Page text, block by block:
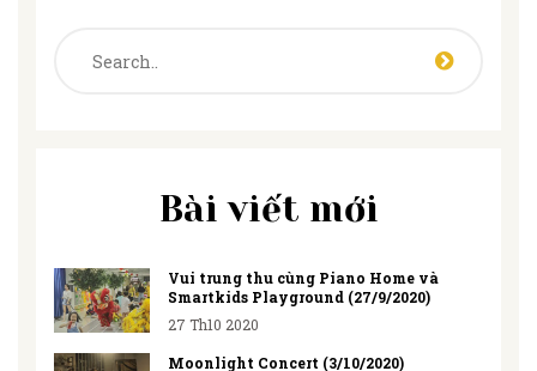
Bài viết mới
Vui trung thu cùng Piano Home và
Smartkids Playground (27/9/2020)
27 Th10 2020
Moonlight Concert (3/10/2020)